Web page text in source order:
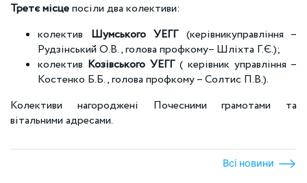
Третє місцепосіли два колективи:
колектив Шумського УЕГГ(керівникуправління –
Рудзінський О.В., голова профкому– Шліхта Г.Є.);
колектив Козівського УЕГГ ( керівник управління –
Костенко Б.Б., голова профкому – Солтис П.В.).
Колективи нагороджені Почесними грамотами та
вітальними адресами.
Всі новини